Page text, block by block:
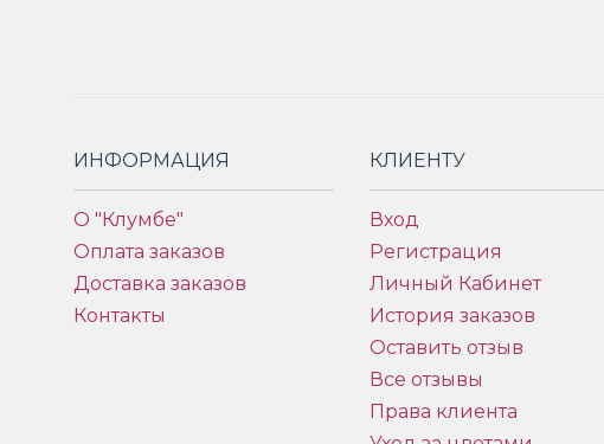
ИНФОРМАЦИЯ
О "Клумбе"
Оплата заказов
Доставка заказов
Контакты
КЛИЕНТУ
Вход
Регистрация
Личный Кабинет
История заказов
Оставить отзыв
Все отзывы
Права клиента